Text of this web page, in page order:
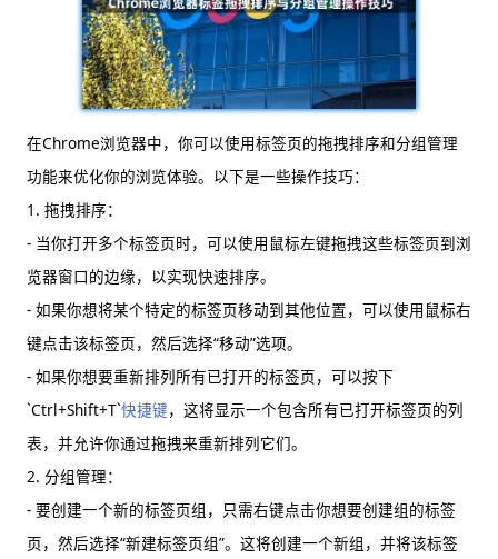
在Chrome浏览器中，你可以使用标签页的拖拽排序和分组管理
功能来优化你的浏览体验。以下是一些操作技巧：
1. 拖拽排序：
- 当你打开多个标签页时，可以使用鼠标左键拖拽这些标签页到浏
览器窗口的边缘，以实现快速排序。
- 如果你想将某个特定的标签页移动到其他位置，可以使用鼠标右
键点击该标签页，然后选择“移动”选项。
- 如果你想要重新排列所有已打开的标签页，可以按下
`Ctrl+Shift+T`快捷键，这将显示一个包含所有已打开标签页的列
表，并允许你通过拖拽来重新排列它们。
2. 分组管理：
- 要创建一个新的标签页组，只需右键点击你想要创建组的标签
页，然后选择“新建标签页组”。这将创建一个新组，并将该标签